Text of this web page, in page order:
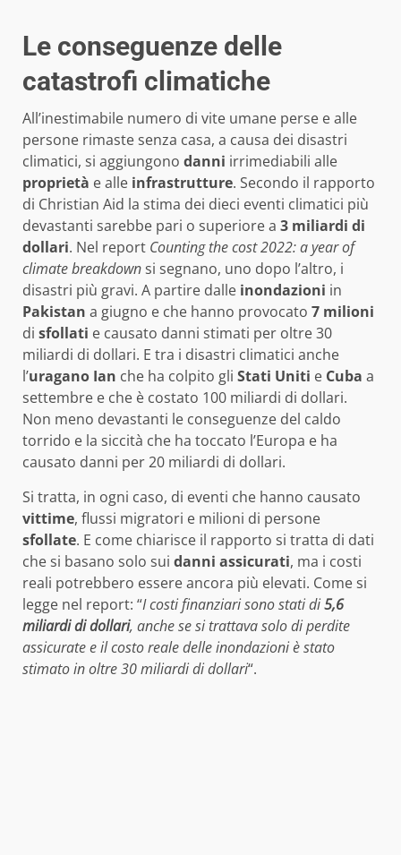
Le conseguenze delle
catastrofi climatiche
All’inestimabile numero di vite umane perse e alle
persone rimaste senza casa, a causa dei disastri
climatici, si aggiungono danni irrimediabili alle
proprietà e alle infrastrutture. Secondo il rapporto
di Christian Aid la stima dei dieci eventi climatici più
devastanti sarebbe pari o superiore a 3 miliardi di
dollari. Nel report Counting the cost 2022: a year of
climate breakdownsi segnano, uno dopo l’altro, i
disastri più gravi. A partire dalle inondazioni in
Pakistan a giugno e che hanno provocato 7 milioni
di sfollati e causato danni stimati per oltre 30
miliardi di dollari. E tra i disastri climatici anche
l’uragano Ian che ha colpito gli Stati Uniti e Cuba a
settembre e che è costato 100 miliardi di dollari.
Non meno devastanti le conseguenze del caldo
torrido e la siccità che ha toccato l’Europa e ha
causato danni per 20 miliardi di dollari.
Si tratta, in ogni caso, di eventi che hanno causato
vittime, flussi migratori e milioni di persone
sfollate. E come chiarisce il rapporto si tratta di dati
che si basano solo sui danni assicurati, ma i costi
reali potrebbero essere ancora più elevati. Come si
legge nel report: “I costi finanziari sono stati di5,6
miliardi di dollari, anche se si trattava solo di perdite
assicurate e il costo reale delle inondazioni è stato
stimato in oltre 30 miliardi di dollari“.